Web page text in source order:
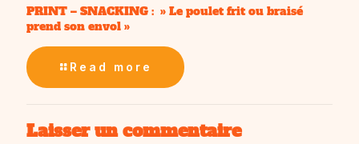
PRINT – SNACKING : » Le poulet frit ou braisé
prend son envol »
Read more
Laisser un commentaire